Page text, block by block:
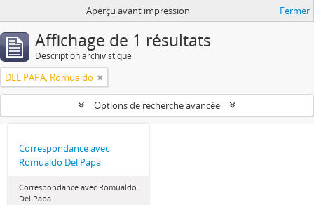
Aperçu avant impression Fermer
Affichage de 1 résultats
Description archivistique
DEL PAPA, Romualdo
Options de recherche avancée
Correspondance avec
Romualdo Del Papa
Correspondance avec Romualdo
Del Papa